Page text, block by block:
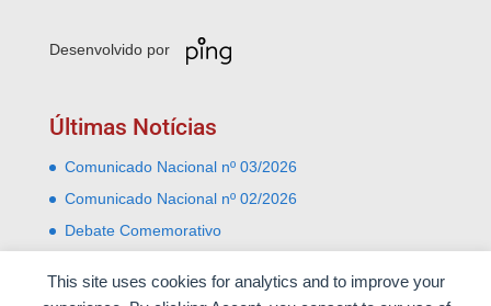
This site uses cookies for analytics and to improve your
Desenvolvido por
Últimas Notícias
Comunicado Nacional nº 03/2026
Comunicado Nacional nº 02/2026
Debate Comemorativo
Almoço comemorativo do 52º aniversário do 25 de